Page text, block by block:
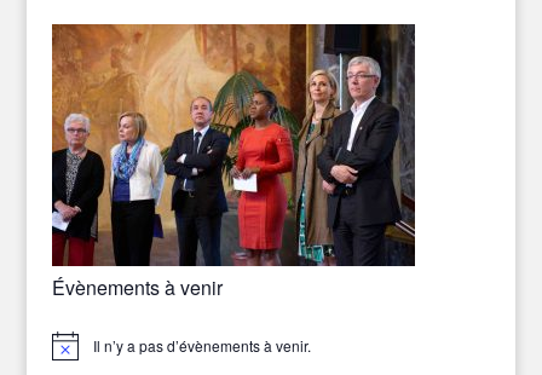
Évènements à venir
Notice Il n’y a pas d’évènements à venir.